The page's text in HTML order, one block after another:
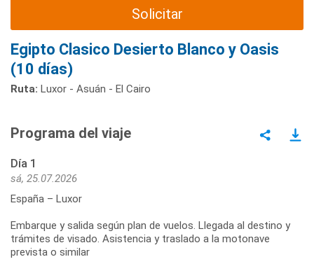
Solicitar
Egipto Clasico Desierto Blanco y Oasis
(10 días)
Ruta: Luxor - Asuán - El Cairo
Programa del viaje
Día 1
sá, 25.07.2026
España – Luxor
Embarque y salida según plan de vuelos. Llegada al destino y
trámites de visado. Asistencia y traslado a la motonave
prevista o similar